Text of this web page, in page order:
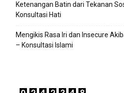
Ketenangan Batin dari Tekanan
Konsultasi Hati
Mengikis Rasa Iri dan Insecure
– Konsultasi Islami